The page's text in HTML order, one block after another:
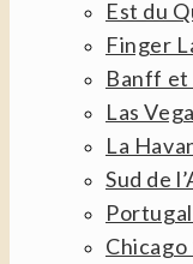
Est du
Finger
Banff et
Las
La
Sud de
Chicago